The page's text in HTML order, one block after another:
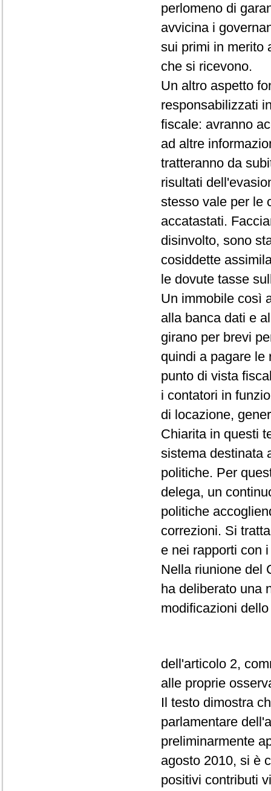
perlomeno di
avvicina i
sui primi in merito
che si ricevono.
Un altro aspetto
responsabilizzati
fiscale: avranno
ad altre
tratteranno da
risultati
stesso vale per le
accatastati.
disinvolto, sono
cosiddette
le dovute tasse
Un immobile così
alla banca dati e
girano per brevi
quindi a pagare le
punto di vista
i contatori in
di locazione,
Chiarita in questi
sistema destinata
politiche. Per
delega, un
politiche
correzioni. Si
e nei rapporti con
Nella riunione del
ha deliberato una
modificazioni
dell'articolo 2,
alle proprie
Il testo dimostra
parlamentare
preliminarmente
agosto 2010, si è
positivi contributi